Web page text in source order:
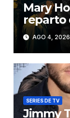
Mary
reparto
sobre
AGO 4, 2026
SERIES DE TV
Jimmy